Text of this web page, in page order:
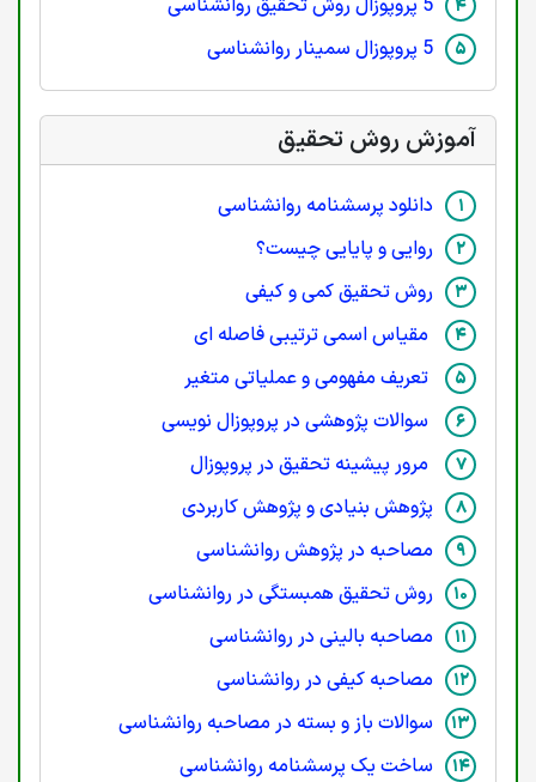
5 پروپوزال سمینار روانشناسی
آموزش روش تحقیق
دانلود پرسشنامه روانشناسی
روایی و پایایی چیست؟
روش تحقیق کمی و کیفی
مقیاس اسمی ترتیبی فاصله ای
تعریف مفهومی و عملیاتی متغیر
سوالات پژوهشی در پروپوزال نویسی
مرور پیشینه تحقیق در پروپوزال
پژوهش بنیادی و پژوهش کاربردی
مصاحبه در پژوهش روانشناسی
روش تحقیق همبستگی در روانشناسی
مصاحبه بالینی در روانشناسی
مصاحبه کیفی در روانشناسی
سوالات باز و بسته در مصاحبه روانشناسی
ساخت یک پرسشنامه روانشناسی